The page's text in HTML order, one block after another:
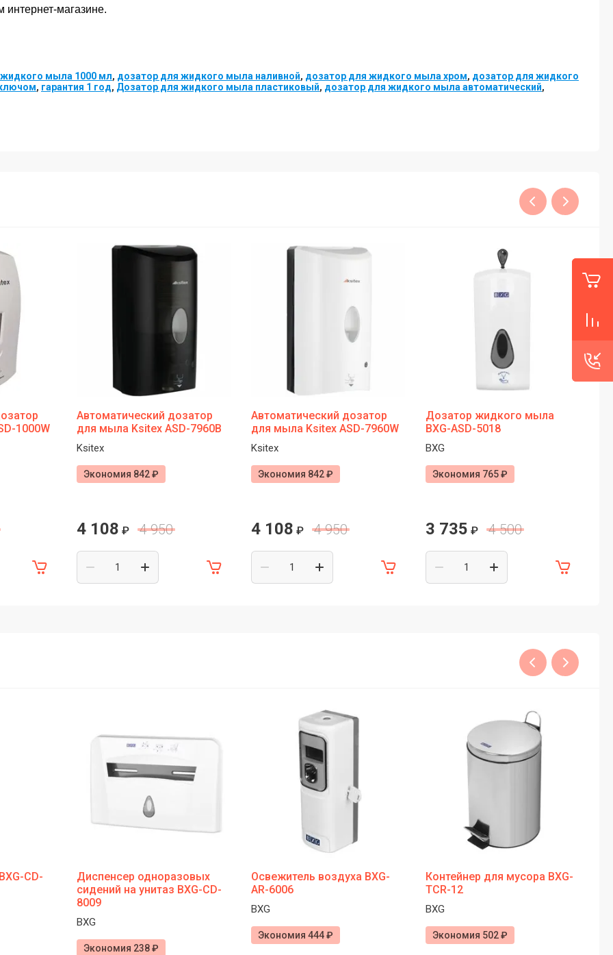
магазине.
мыла 1000 мл, дозатор для жидкого мыла наливной, дозатор для жидкого мыла хром, дозатор для жидкого
, гарантия 1 год, Дозатор для жидкого мыла пластиковый, дозатор для жидкого мыла автоматический,
1000W
Автоматический дозатор
для мыла Ksitex ASD-7960B
Ksitex
Экономия 842 ₽
4 108 ₽ 4 950
Автоматический дозатор
для мыла Ksitex ASD-7960W
Ksitex
Экономия 842 ₽
4 108 ₽ 4 950
Дозатор жидкого мыла
BXG-ASD-5018
BXG
Экономия 765 ₽
3 735 ₽ 4 500
CD-
Диспенсер одноразовых
сидений на унитаз BXG-CD-
8009
BXG
Экономия 238 ₽
Освежитель воздуха BXG-
AR-6006
BXG
Экономия 444 ₽
Контейнер для мусора BXG-
TCR-12
BXG
Экономия 502 ₽